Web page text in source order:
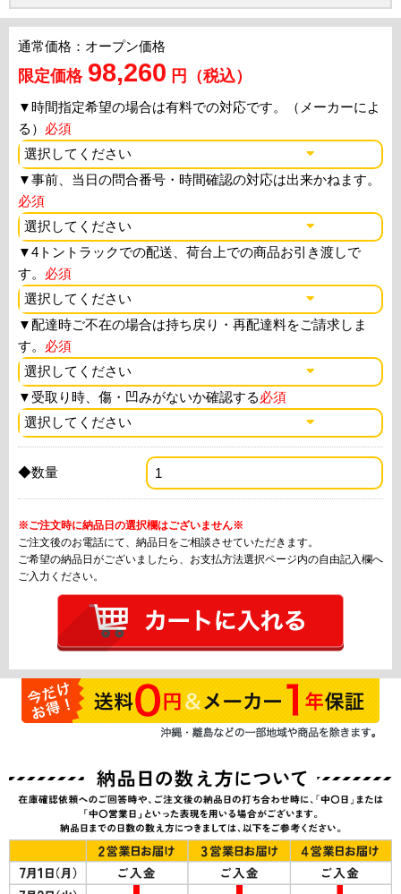
通常価格：オープン価格
限定価格 98,260 円（税込）
▼時間指定希望の場合は有料での対応です。（メーカーによ
る） 必須
▼事前、当日の問合番号・時間確認の対応は出来かねます。
必須
▼4トントラックでの配送、荷台上での商品お引き渡しで
す。 必須
▼配達時ご不在の場合は持ち戻り・再配達料をご請求しま
す。 必須
▼ 受取り時、傷・凹みがないか確認する必須
◆数量
※ご注文時に納品日の選択欄はございません※
ご注文後のお電話にて、納品日をご相談させていただきます。
ご希望の納品日がございましたら、お支払方法選択ページ内の自由記入欄へ
ご入力ください。